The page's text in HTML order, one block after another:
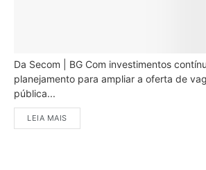
Da Secom | BG Com investimentos
planejamento para ampliar a oferta de
pública...
LEIA MAIS